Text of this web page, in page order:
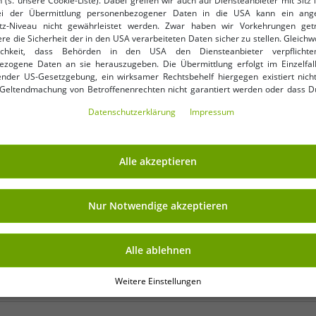
Deine 7% Extra-
Deine E-Mail-
VORTEILE
KAUF AUF RECHNUNG
100 Tage Rückgaberecht
Versandkostenfrei ab 49 €
der Übermittlung personenbezogener Daten in die USA kann ein
Niveau nicht gewährleistet werden. Zwar haben wir Vorkehrungen
die Sicherheit der in den USA verarbeiteten Daten sicher zu stellen.
dass Behörden in den USA den Diensteanbieter
Daten an sie herauszugeben. Die Übermittlung erfolgt im
US-Gesetzgebung, ein wirksamer Rechtsbehelf hiergegen existiert
von Betroffenenrechten nicht garantiert werden oder dass
in die USA für einverstanden (s.a. unsere Datenschutzerklärung). Du hast
erklären oder unter „Weitere Einstellungen“ an Deine Wünsche
kannst Du jederzeit über „Datenschutz-Einstellungen“ am Ende jeder
die Zukunft widerrufen oder ändern.
Daten­schutz­erklärung Impressum
Alle akzeptieren
Nur Notwendige akzeptieren
Alle ablehnen
Weitere Einstellungen